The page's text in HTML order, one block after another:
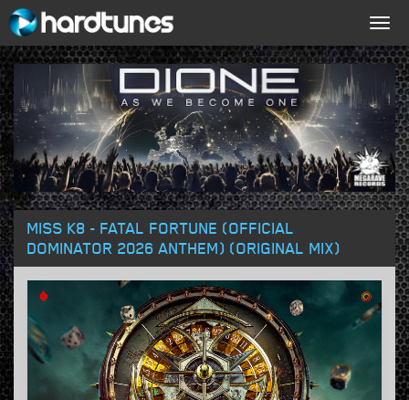
MISS K8 - FATAL FORTUNE (OFFICIAL
DOMINATOR 2026 ANTHEM) (ORIGINAL MIX)